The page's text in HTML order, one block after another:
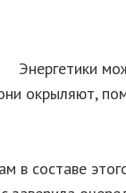
Энергетики
окрыляют,
в составе